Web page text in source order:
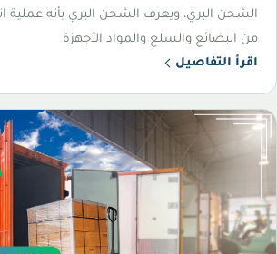
الشحن البري، ويعرف الشحن البري بأنه عملية
من البضائع والسلع والمواد الأجهزة
اقرأ التفاصيل